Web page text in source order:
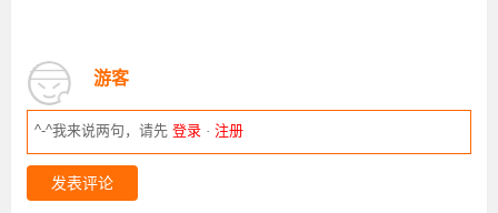
游客
^-^我来说两句，请先登录 · 注册
发表评论